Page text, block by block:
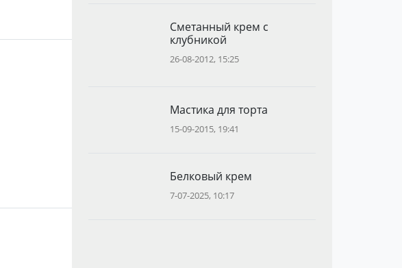
Сметанный крем с
клубникой
26-08-2012, 15:25
Мастика для торта
15-09-2015, 19:41
Белковый крем
7-07-2025, 10:17